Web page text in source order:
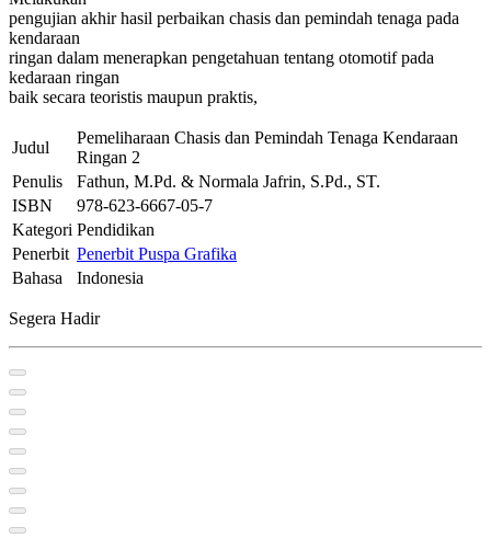
pengujian akhir hasil perbaikan chasis dan pemindah tenaga pada
kendaraan
ringan dalam menerapkan pengetahuan tentang otomotif pada
kedaraan ringan
baik secara teoristis maupun praktis,
Judul
Pemeliharaan Chasis dan Pemindah Tenaga Kendaraan
Ringan 2
Penulis
Fathun, M.Pd. & Normala Jafrin, S.Pd., ST.
ISBN
978-623-6667-05-7
Kategori Pendidikan
Penerbit Penerbit Puspa Grafika
Bahasa
Indonesia
Segera Hadir